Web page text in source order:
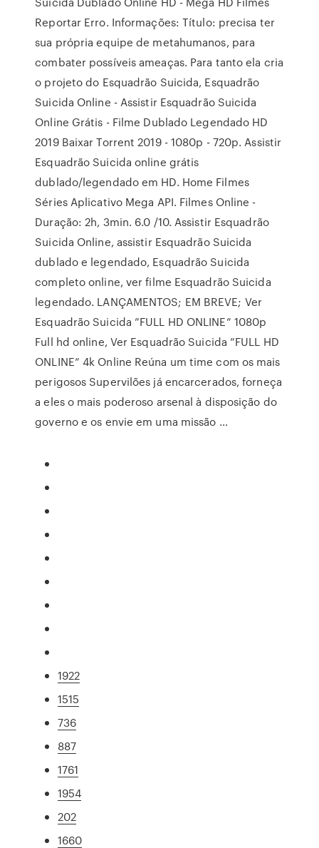
Reportar Erro. Informações: Título: precisa ter
sua própria equipe de metahumanos, para
combater possíveis ameaças. Para tanto ela cria
o projeto do Esquadrão Suicida, Esquadrão
Suicida Online - Assistir Esquadrão Suicida
Online Grátis - Filme Dublado Legendado HD
2019 Baixar Torrent 2019 - 1080p - 720p. Assistir
Esquadrão Suicida online grátis
dublado/legendado em HD. Home Filmes
Séries Aplicativo Mega API. Filmes Online -
Duração: 2h, 3min. 6.0 /10. Assistir Esquadrão
Suicida Online, assistir Esquadrão Suicida
dublado e legendado, Esquadrão Suicida
completo online, ver filme Esquadrão Suicida
legendado. LANÇAMENTOS; EM BREVE; Ver
Esquadrão Suicida ”FULL HD ONLINE” 1080p
Full hd online, Ver Esquadrão Suicida ”FULL HD
ONLINE” 4k Online Reúna um time com os mais
perigosos Supervilões já encarcerados, forneça
a eles o mais poderoso arsenal à disposição do
governo e os envie em uma missão …
1922
1515
736
887
1761
1954
202
1660